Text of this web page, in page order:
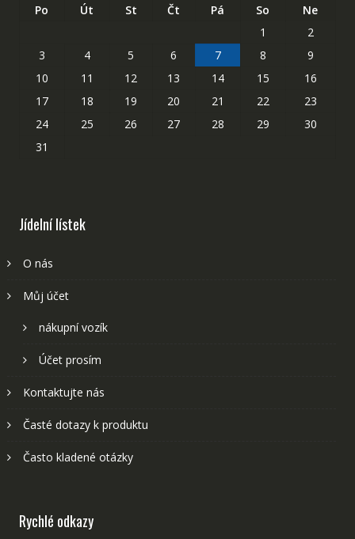
Po Út St Čt Pá So
Ne
1
2
3
4 5 6 7 8
9
10
11 12 13 14 15
16
17
18 19 20 21 22
23
24
25 26 27 28 29
30
31
Jídelní lístek
O nás
Můj účet
nákupní vozík
Účet prosím
Kontaktujte nás
Časté dotazy k produktu
Často kladené otázky
Rychlé odkazy